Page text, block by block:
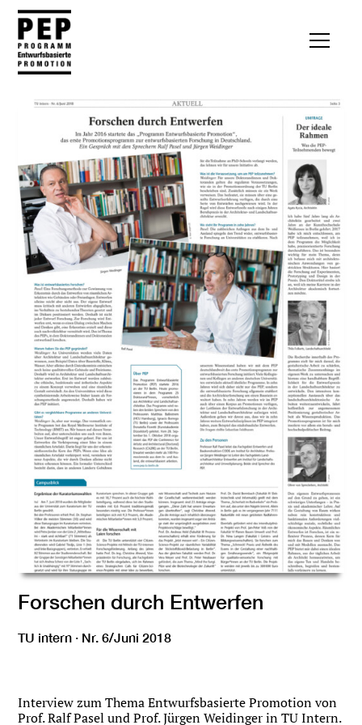
Forschen durch Entwerfen
TU intern · Nr. 6/Juni 2018
Interview zum Thema Entwurfsbasierte Promotion von
Prof. Ralf Pasel und Prof. Jürgen Weidinger in TU Intern.